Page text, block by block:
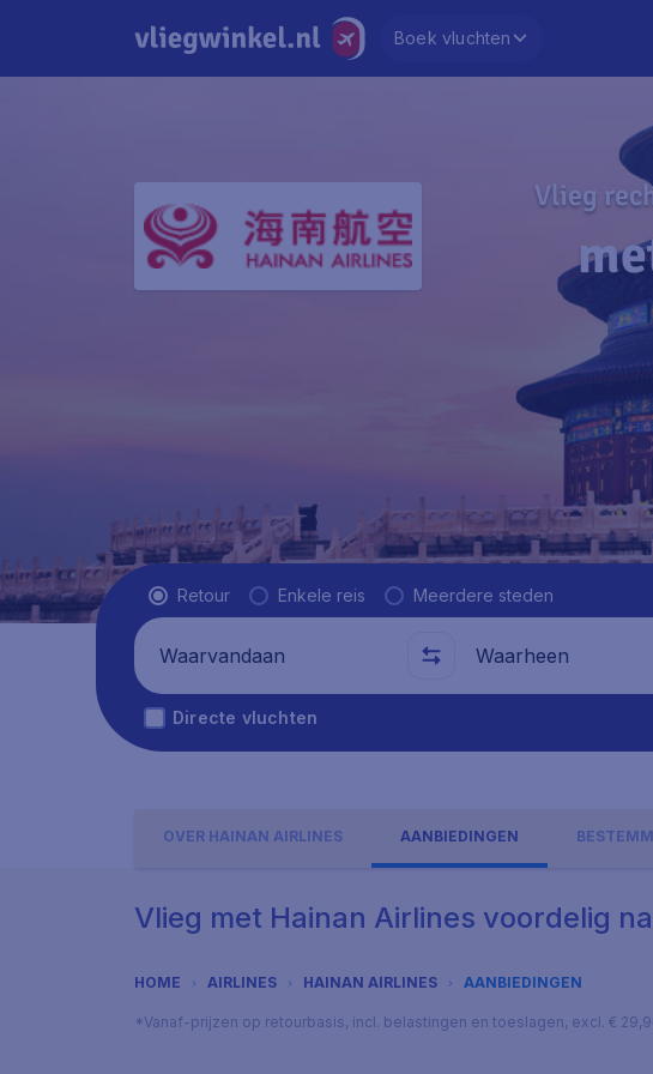
Boek vluchten
Vlieg
Vluchttype
Retour Enkele reis Meerdere steden
Waarvandaan Waarheen
Directe vluchten
OVER HAINAN AIRLINES AANBIEDINGEN
Vlieg met Hainan Airlines voordelig
HOME AIRLINES HAINAN AIRLINES AANBIEDINGEN
*Vanaf-prijzen op retourbasis, incl. belastingen en toeslagen, excl. €